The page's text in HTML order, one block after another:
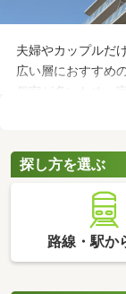
夫婦やカップルだ
広い層におすすめ
個室が多いため、
ト。寝室・収納部
実した暮らしを実
探し方を選ぶ
路線・駅か